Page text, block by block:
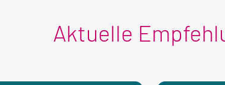
Aktuelle